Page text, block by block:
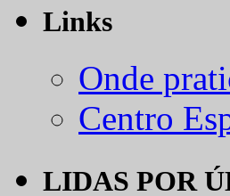
Links
Onde
Centro
LIDAS POR